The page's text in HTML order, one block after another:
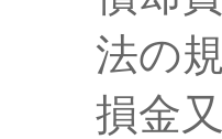
法の
損金